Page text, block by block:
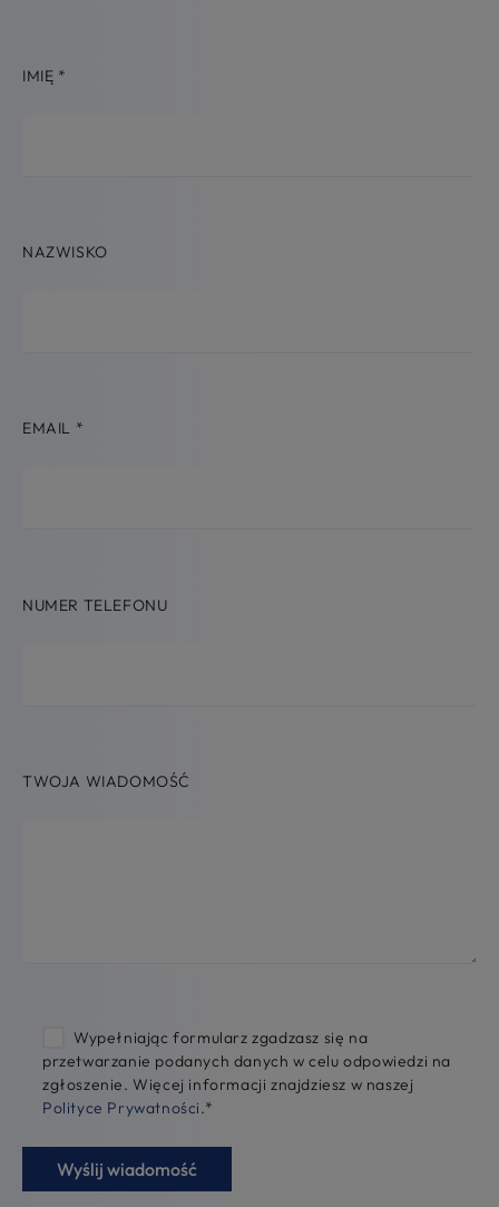
IMIĘ *
NAZWISKO
EMAIL *
NUMER TELEFONU
TWOJA WIADOMOŚĆ
Wypełniając formularz zgadzasz się na
przetwarzanie podanych danych w celu odpowiedzi na
zgłoszenie. Więcej informacji znajdziesz w naszej
Polityce Prywatności.*